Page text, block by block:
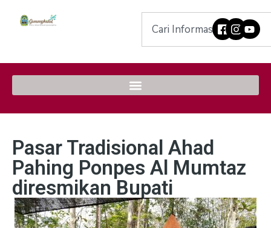
Pasar Tradisional Ahad
Pahing Ponpes Al Mumtaz
diresmikan Bupati